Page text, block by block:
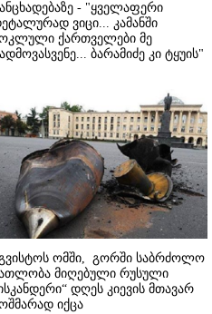
ენამ
და არ
მეპარება
ბარამიძის
- ნიკა
ხალხი
ყაზახს,
არავინ
არაა" -
11:13 / 05-08-2026
Hisense
"ინოვაციები
მსოფლიო
15:49 / 06-08-2026
შეიძინე
დაზღვევა
- "ყველაფერი
ვიცი... კამანში
ქართველები მე
ბარამიძე კი ტყუის"
ომში, გორში საბრძოლო
მიღებული რუსული
დღეს კიევის მთავარ
იქცა